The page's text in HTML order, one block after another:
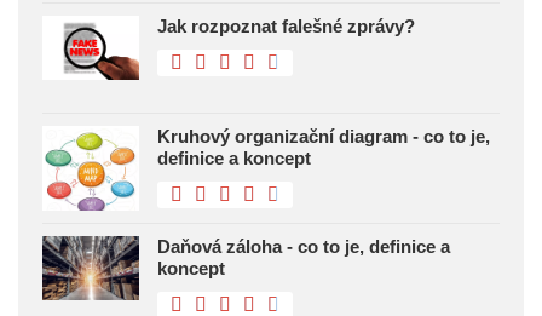
Jak rozpoznat falešné zprávy?
Kruhový organizační diagram - co to je,
definice a koncept
Daňová záloha - co to je, definice a
koncept